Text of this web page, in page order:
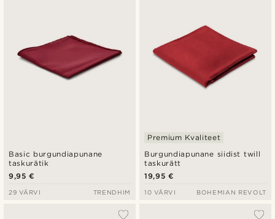
Kõrgeim hind
Basic burgundiapunane
taskurätik
9,95 €
29 VÄRVI TRENDHIM
Burgundiapunane siidist twill
taskurätt
Premium Kvaliteet
19,95 €
10 VÄRVI BOHEMIAN REVOLT